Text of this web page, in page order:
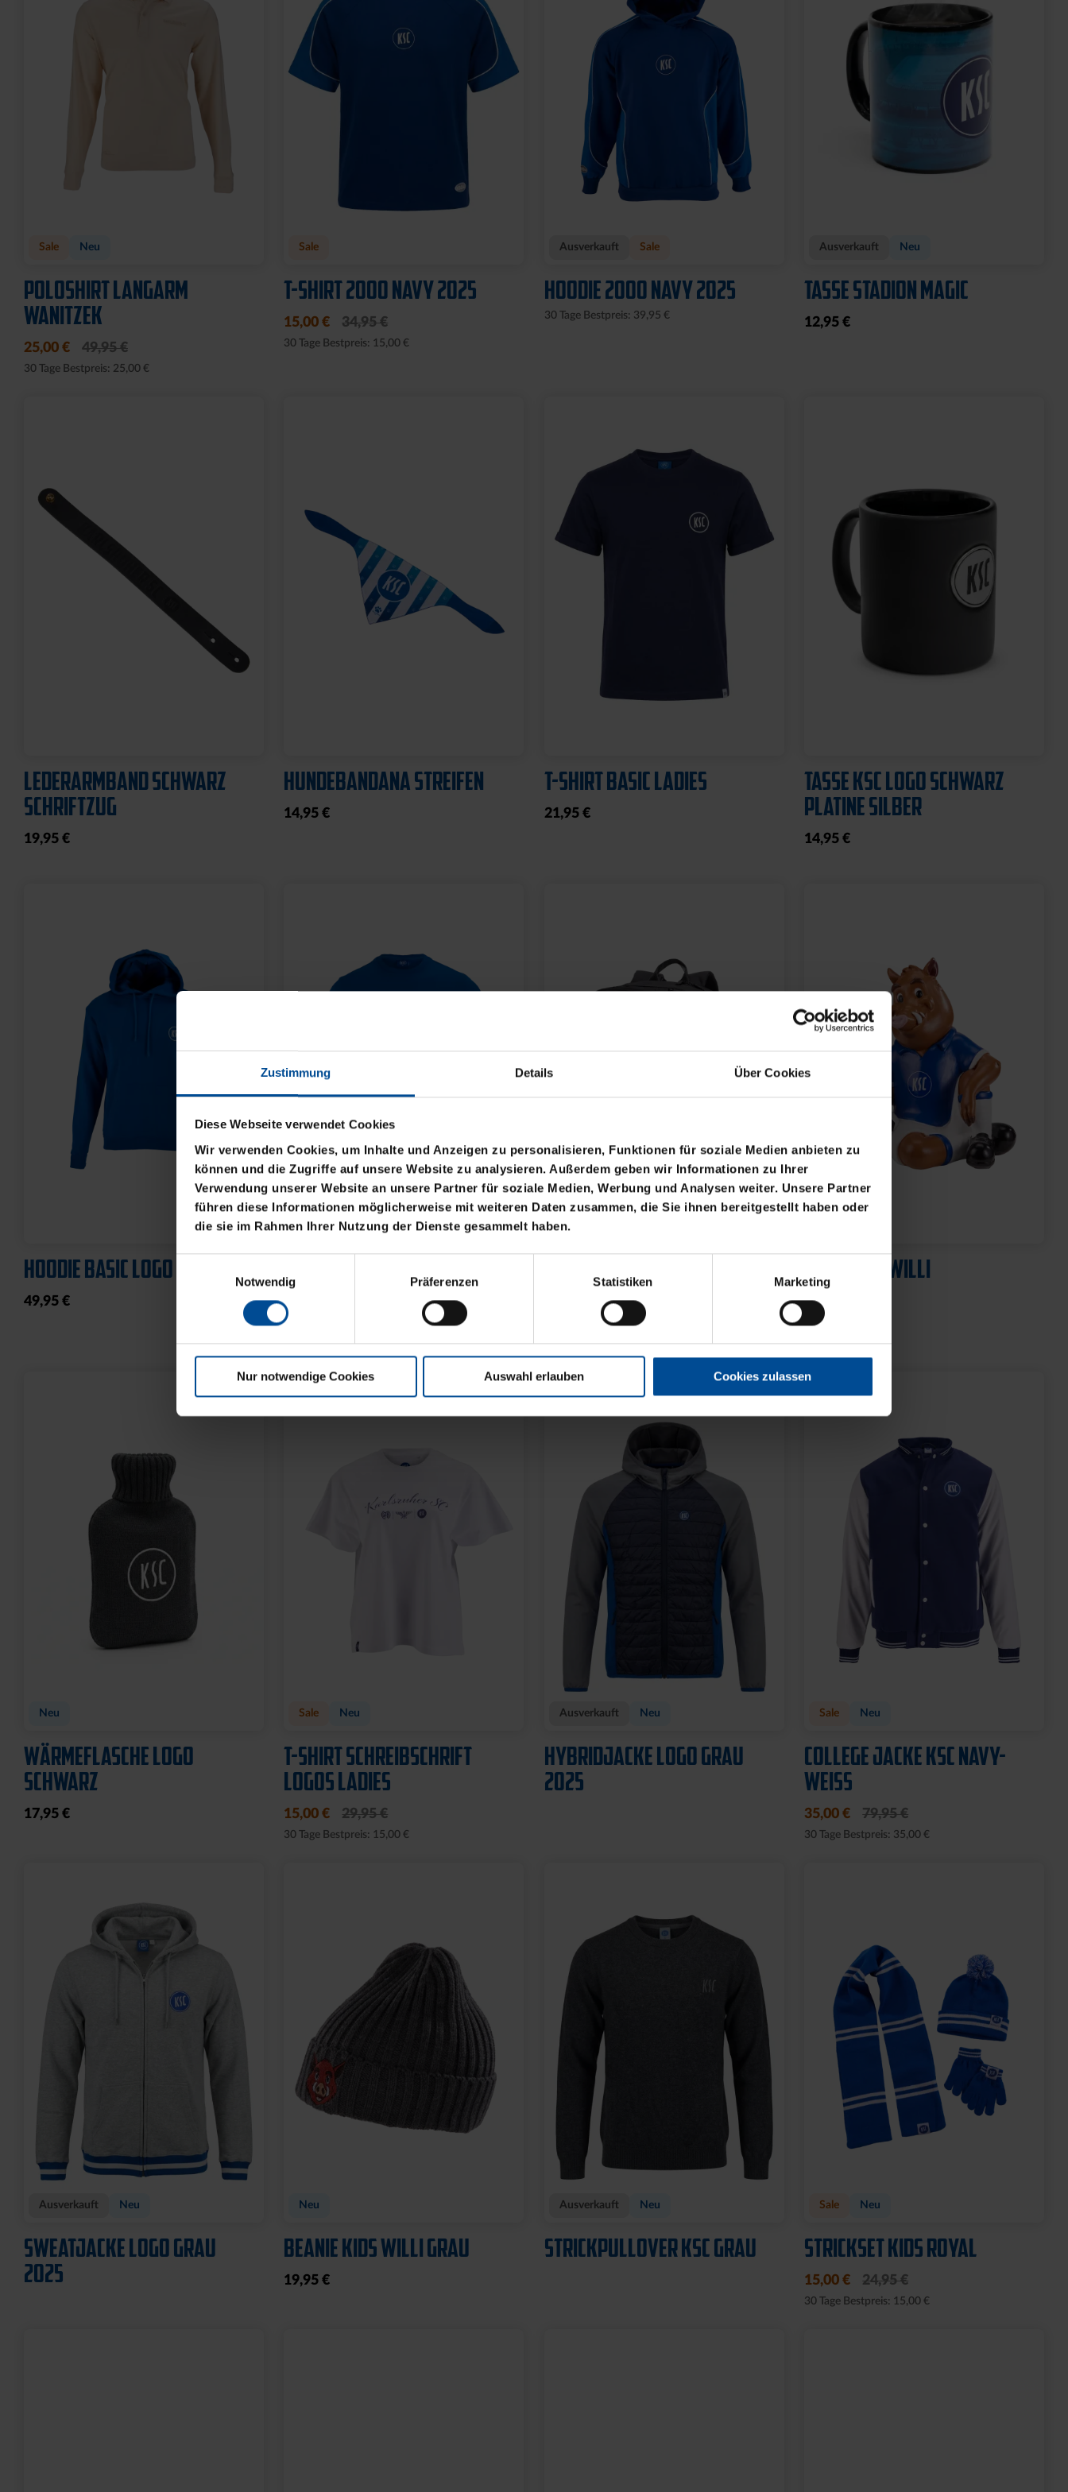
Zustimmung Details Über Cookies
Diese Webseite verwendet Cookies
Wir verwenden Cookies, um Inhalte und Anzeigen zu personalisieren, Funktionen für soziale Medien anbieten zu
können und die Zugriffe auf unsere Website zu analysieren. Außerdem geben wir Informationen zu Ihrer
Verwendung unserer Website an unsere Partner für soziale Medien, Werbung und Analysen weiter. Unsere Partner
führen diese Informationen möglicherweise mit weiteren Daten zusammen, die Sie ihnen bereitgestellt haben oder
die sie im Rahmen Ihrer Nutzung der Dienste gesammelt haben.
Notwendig
Präferenzen Statistiken Marketing
Nur notwendige Cookies Auswahl erlauben Cookies zulassen
Sale Neu
POLOSHIRT LANGARM
WANITZEK
25,00 € 49,95 €
30 Tage Bestpreis: 25,00 €
Sale
T-SHIRT 2000 NAVY 2025
15,00 € 34,95 €
30 Tage Bestpreis: 15,00 €
Ausverkauft Sale
HOODIE 2000 NAVY 2025
30 Tage Bestpreis: 39,95 €
Ausverkauft Neu
TASSE STADION MAGIC
12,95 €
LEDERARMBAND SCHWARZ
SCHRIFTZUG
19,95 €
HUNDEBANDANA STREIFEN
14,95 €
T-SHIRT BASIC LADIES
21,95 €
TASSE KSC LOGO SCHWARZ
PLATINE SILBER
14,95 €
HOODIE BASIC LOGO KLEIN
49,95 €
T-SHIRT BASIC LOGO KLEIN
21,95 €
Neu
RUCKSACK ONEMATE
BACKPACK PRO2 SCHWARZ
SPARDOSE WILLI
19,95 €
Neu
WÄRMEFLASCHE LOGO
SCHWARZ
17,95 €
Sale Neu
T-SHIRT SCHREIBSCHRIFT
LOGOS LADIES
15,00 € 29,95 €
30 Tage Bestpreis: 15,00 €
Ausverkauft Neu
HYBRIDJACKE LOGO GRAU
2025
Sale Neu
COLLEGE JACKE KSC NAVY-
WEISS
35,00 € 79,95 €
30 Tage Bestpreis: 35,00 €
Ausverkauft Neu
SWEATJACKE LOGO GRAU
2025
Neu
BEANIE KIDS WILLI GRAU
19,95 €
Ausverkauft Neu
STRICKPULLOVER KSC GRAU
Sale Neu
STRICKSET KIDS ROYAL
15,00 € 24,95 €
30 Tage Bestpreis: 15,00 €